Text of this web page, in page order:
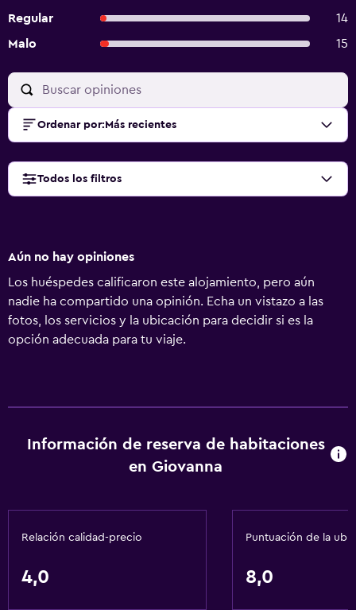
Regular
14
Malo
15
Ordenar por: Más recientes
Todos los filtros
Aún no hay opiniones
Los huéspedes calificaron este alojamiento, pero aún
nadie ha compartido una opinión. Echa un vistazo a las
fotos, los servicios y la ubicación para decidir si es la
opción adecuada para tu viaje.
Información de reserva de habitaciones
en Giovanna
Relación calidad-precio
4,0
Puntuación de la
8,0